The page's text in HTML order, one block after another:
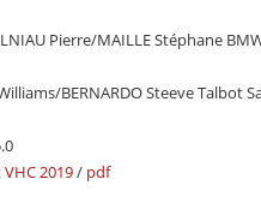
Pierre/MAILLE Stéphane
BERNARDO Steeve Talbot
2019/ pdf